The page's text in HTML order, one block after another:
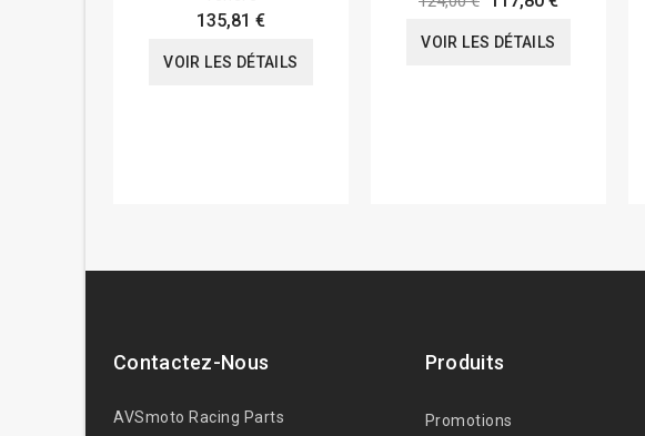
135,81 €
VOIR LES DÉTAILS
VOIR LES DÉTAILS
Contactez-Nous
AVSmoto Racing Parts
Produits
Promotions